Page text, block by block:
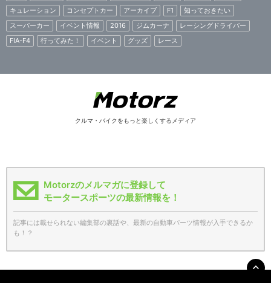
キュレーション
コンセプトカー アーカイブ F1
知っておきたい
スーパーカー
イベント情報 2016 ジムカーナ
レーシングドライバー
FIA-F4
行ってみた！ イベント グッズ レース
クルマ・バイクをもっと楽しくするメディア
Motorzのメルマガに登録して
モータースポーツの最新情報を！
記事には載せられない編集部の裏話や、最新の自動車パーツ情報が入手できるか
も！？